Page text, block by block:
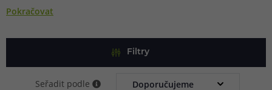
dostupnou e-cigaretu bez kompromisů v chuti. Díky plně
g a kompaktní rozměry zajišťují maximální pohodlí při
Pokračovat
Filtry
Seřadit podle